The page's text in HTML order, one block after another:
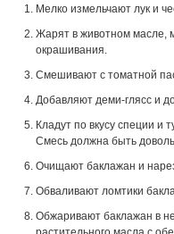
Мелко измельчают лук и
Жарят в животном масле,
окрашивания.
Смешивают с томатной
Добавляют деми-глясс и
Кладут по вкусу специи и
Смесь должна быть
Очищают баклажан и
Обваливают ломтики
Обжаривают баклажан в